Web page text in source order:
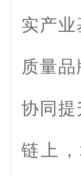
实产
质量
协同
链上